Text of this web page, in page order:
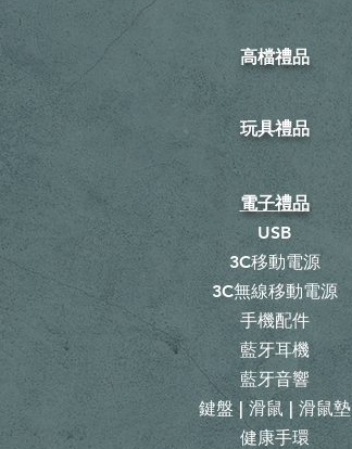
高檔禮品
玩具禮品
電子禮品
USB
3C移動電源
3C無線移動電源
手機配件
藍牙耳機
藍牙音響
鍵盤 | 滑鼠 | 滑鼠墊
健康手環